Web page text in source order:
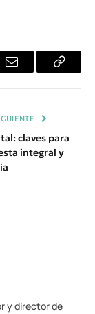
Email
Copiar
claves para
integral y
y director de